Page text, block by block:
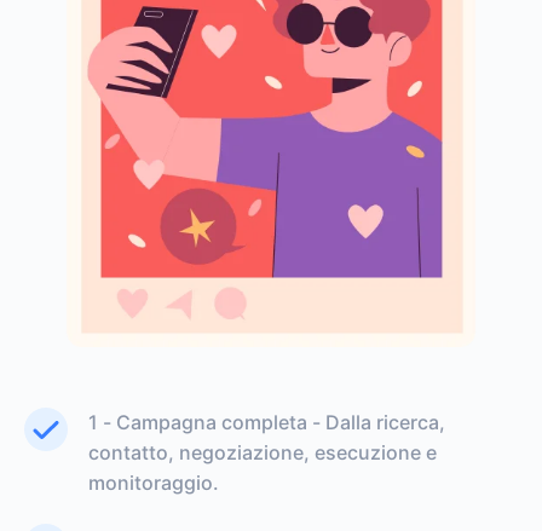
1 - Campagna completa - Dalla ricerca,
contatto, negoziazione, esecuzione e
monitoraggio.